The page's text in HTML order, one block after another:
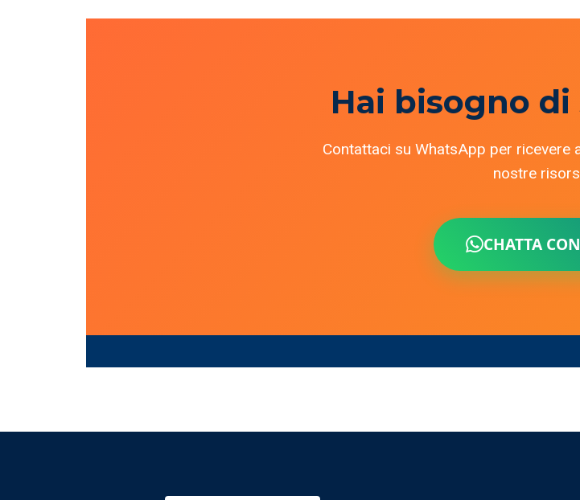
Hai bisogno
Contattaci su WhatsApp per ricevere
nostre
CHATTA